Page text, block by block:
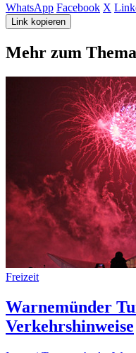
WhatsApp Facebook X
Link kopieren
Mehr zum Thema
Freizeit
Warnemünder
Verkehrshinweise